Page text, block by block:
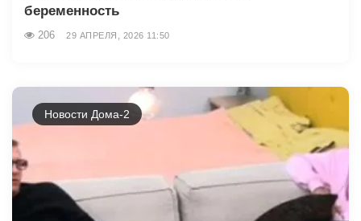
беременность
206 29 АПРЕЛЯ, 2026 11:50
Новости Дома-2